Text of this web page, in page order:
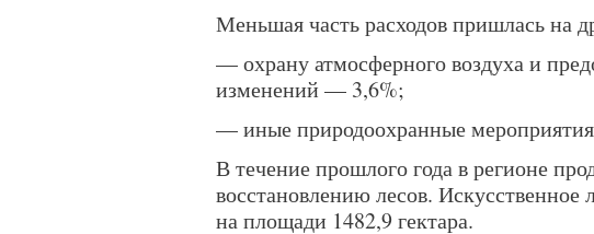
Меньшая часть расходов пришлась на
— охрану атмосферного воздуха и
изменений — 3,6%;
— иные природоохранные
В течение прошлого года в регионе
восстановлению лесов. Искусственное
на площади 1482,9 гектара.